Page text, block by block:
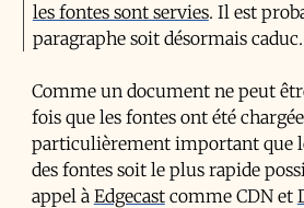
les fontes sont servies. Il est
paragraphe soit désormais caduc.
Comme un document ne peut
fois que les fontes ont été
particulièrement important que
des fontes soit le plus rapide
appel à Edgecastcomme CDNet